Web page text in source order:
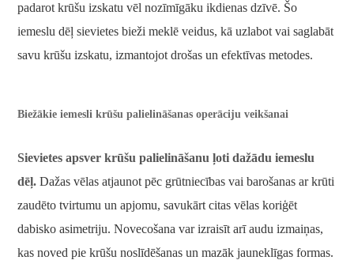
padarot krūšu izskatu vēl nozīmīgāku ikdienas dzīvē. Šo
iemeslu dēļ sievietes bieži meklē veidus, kā uzlabot vai saglabāt
savu krūšu izskatu, izmantojot drošas un efektīvas metodes.
Biežākie iemesli krūšu palielināšanas operāciju veikšanai
Sievietes apsver krūšu palielināšanu ļoti dažādu iemeslu
dēļ. Dažas vēlas atjaunot pēc grūtniecības vai barošanas ar krūti
zaudēto tvirtumu un apjomu, savukārt citas vēlas koriģēt
dabisko asimetriju. Novecošana var izraisīt arī audu izmaiņas,
kas noved pie krūšu noslīdēšanas un mazāk jauneklīgas formas.